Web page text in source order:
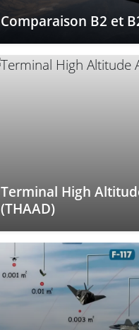
Comparaison B2 et
Terminal High
(THAAD)